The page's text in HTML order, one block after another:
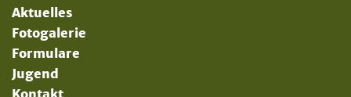
Aktuelles
Fotogalerie
Formulare
Jugend
Kontakt